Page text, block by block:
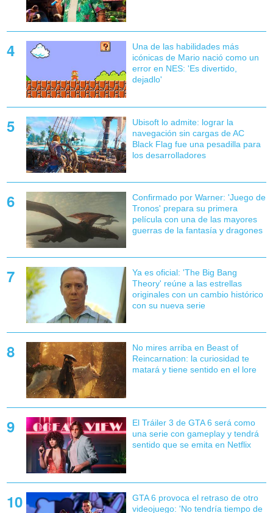
Una de las habilidades más
icónicas de Mario nació como un
error en NES: 'Es divertido,
dejadlo'
Ubisoft lo admite: lograr la
navegación sin cargas de AC
Black Flag fue una pesadilla para
los desarrolladores
Confirmado por Warner: 'Juego de
Tronos' prepara su primera
película con una de las mayores
guerras de la fantasía y dragones
Ya es oficial: 'The Big Bang
Theory' reúne a las estrellas
originales con un cambio histórico
con su nueva serie
No mires arriba en Beast of
Reincarnation: la curiosidad te
matará y tiene sentido en el lore
El Tráiler 3 de GTA 6 será como
una serie con gameplay y tendrá
sentido que se emita en Netflix
GTA 6 provoca el retraso de otro
videojuego: 'No tendría tiempo de